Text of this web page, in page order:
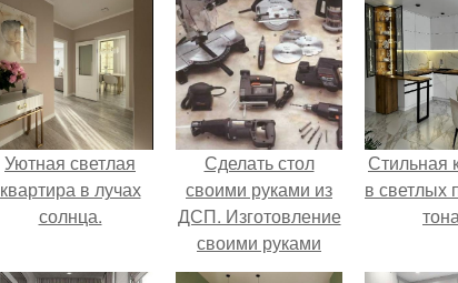
Уютная светлая
квартира в лучах
солнца.
Сделать стол
своими руками из
ДСП. Изготовление
своими руками
мебели из ДСП,
Стильная
в светлых